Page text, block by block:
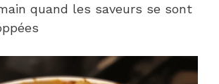
quand les saveurs se sont